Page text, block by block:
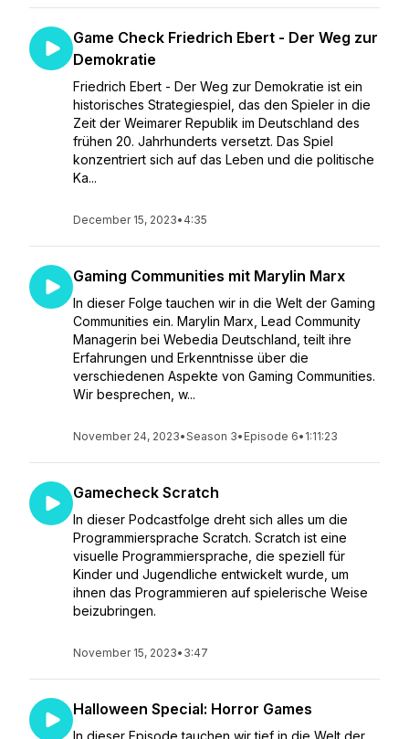
Game Check Friedrich Ebert - Der Weg zur
Demokratie
Friedrich Ebert - Der Weg zur Demokratie ist ein
historisches Strategiespiel, das den Spieler in die
Zeit der Weimarer Republik im Deutschland des
frühen 20. Jahrhunderts versetzt. Das Spiel
konzentriert sich auf das Leben und die politische
Ka...
December 15, 2023• 4:35
Gaming Communities mit Marylin Marx
In dieser Folge tauchen wir in die Welt der Gaming
Communities ein. Marylin Marx, Lead Community
Managerin bei Webedia Deutschland, teilt ihre
Erfahrungen und Erkenntnisse über die
verschiedenen Aspekte von Gaming Communities.
Wir besprechen, w...
November 24, 2023•Season 3• Episode 6• 1:11:23
Gamecheck Scratch
In dieser Podcastfolge dreht sich alles um die
Programmiersprache Scratch. Scratch ist eine
visuelle Programmiersprache, die speziell für
Kinder und Jugendliche entwickelt wurde, um
ihnen das Programmieren auf spielerische Weise
beizubringen.
November 15, 2023• 3:47
Halloween Special: Horror Games
In dieser Episode tauchen wir tief in die Welt der